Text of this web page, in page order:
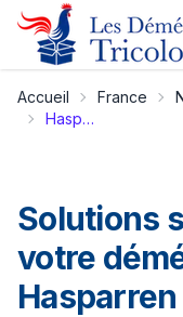
Accueil France
Hasparren
Solutions
votre